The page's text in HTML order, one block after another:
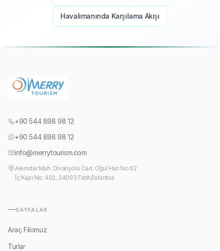
Havalimanında Karşılama Akışı
+90 544 898 98 12
+90 544 898 98 12
info@merrytourism.com
Alemdar Mah. Divanyolu Cad. Oğul Han No:62
İç Kapı No: 402, 34093 Fatih/İstanbul
SAYFALAR
Araç Filomuz
Turlar